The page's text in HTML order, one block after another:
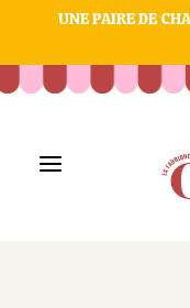
UNE PAIRE DE
a